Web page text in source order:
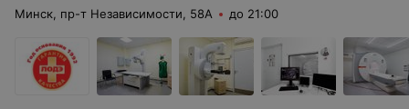
Минск, пр-т Независимости, 58А до 21:00